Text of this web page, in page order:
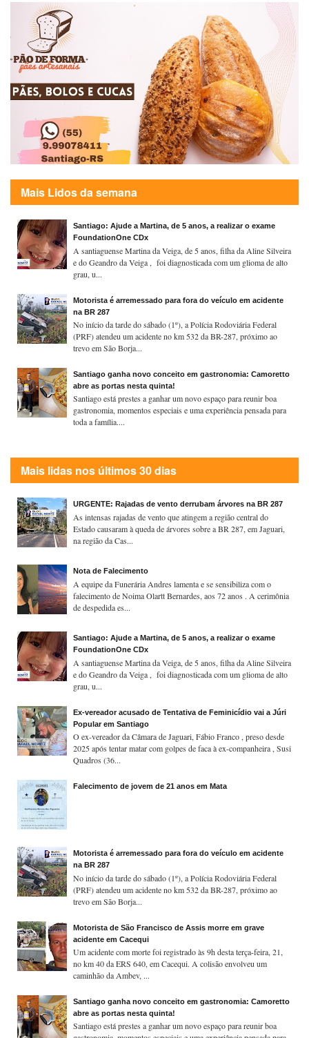
Mais Lidos da semana
Santiago: Ajude a Martina, de 5 anos, a realizar o exame
FoundationOne CDx
A santiaguense Martina da Veiga, de 5 anos, filha da Aline Silveira
e do Geandro da Veiga , foi diagnosticada com um glioma de alto
grau, u...
Motorista é arremessado para fora do veículo em acidente
na BR 287
No início da tarde do sábado (1º), a Polícia Rodoviária Federal
(PRF) atendeu um acidente no km 532 da BR-287, próximo ao
trevo em São Borja...
Santiago ganha novo conceito em gastronomia: Camoretto
abre as portas nesta quinta!
Santiago está prestes a ganhar um novo espaço para reunir boa
gastronomia, momentos especiais e uma experiência pensada para
toda a família....
Mais lidas nos últimos 30 dias
URGENTE: Rajadas de vento derrubam árvores na BR 287
As intensas rajadas de vento que atingem a região central do
Estado causaram à queda de árvores sobre a BR 287, em Jaguari,
na região da Cas...
Nota de Falecimento
A equipe da Funerária Andres lamenta e se sensibiliza com o
falecimento de Noima Olartt Bernardes, aos 72 anos . A cerimônia
de despedida es...
Santiago: Ajude a Martina, de 5 anos, a realizar o exame
FoundationOne CDx
A santiaguense Martina da Veiga, de 5 anos, filha da Aline Silveira
e do Geandro da Veiga , foi diagnosticada com um glioma de alto
grau, u...
Ex-vereador acusado de Tentativa de Feminicídio vai a Júri
Popular em Santiago
O ex-vereador da Câmara de Jaguari, Fábio Franco , preso desde
2025 após tentar matar com golpes de faca à ex-companheira , Susi
Quadros (36...
Falecimento de jovem de 21 anos em Mata
Motorista é arremessado para fora do veículo em acidente
na BR 287
No início da tarde do sábado (1º), a Polícia Rodoviária Federal
(PRF) atendeu um acidente no km 532 da BR-287, próximo ao
trevo em São Borja...
Motorista de São Francisco de Assis morre em grave
acidente em Cacequi
Um acidente com morte foi registrado às 9h desta terça-feira, 21,
no km 40 da ERS 640, em Cacequi. A colisão envolveu um
caminhão da Ambev, ...
Santiago ganha novo conceito em gastronomia: Camoretto
abre as portas nesta quinta!
Santiago está prestes a ganhar um novo espaço para reunir boa